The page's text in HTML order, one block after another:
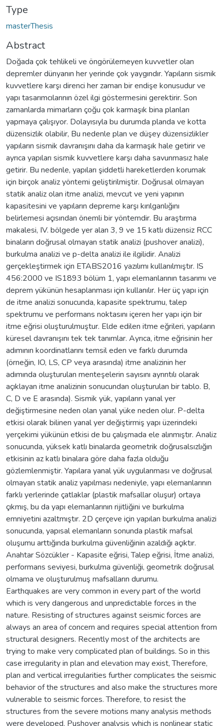
Type
masterThesis
Abstract
Doğada çok tehlikeli ve öngörülemeyen kuvvetler olan
depremler dünyanın her yerinde çok yaygındır. Yapıların sismik
kuvvetlere karşı direnci her zaman bir endişe konusudur ve
yapı tasarımcılarının özel ilgi göstermesini gerektirir. Son
zamanlarda mimarların çoğu çok karmaşık bina planları
yapmaya çalışıyor. Dolayısıyla bu durumda planda ve kotta
düzensizlik olabilir, Bu nedenle plan ve düşey düzensizlikler
yapıların sismik davranışını daha da karmaşık hale getirir ve
ayrıca yapıları sismik kuvvetlere karşı daha savunmasız hale
getirir. Bu nedenle, yapıları şiddetli hareketlerden korumak
için birçok analiz yöntemi geliştirilmiştir. Doğrusal olmayan
statik analiz olan itme analizi, mevcut ve yeni yapının
kapasitesini ve yapıların depreme karşı kırılganlığını
belirlemesi açısından önemli bir yöntemdir. Bu araştırma
makalesi, IV. bölgede yer alan 3, 9 ve 15 katlı düzensiz RCC
binaların doğrusal olmayan statik analizi (pushover analizi),
burkulma analizi ve p-delta analizi ile ilgilidir. Analizi
gerçekleştirmek için ETABS2016 yazılımı kullanılmıştır. IS
456:2000 ve IS1893 bölüm 1, yapı elemanlarının tasarımı ve
deprem yükünün hesaplanması için kullanılır. Her üç yapı için
de itme analizi sonucunda, kapasite spektrumu, talep
spektrumu ve performans noktasını içeren her yapı için bir
itme eğrisi oluşturulmuştur. Elde edilen itme eğrileri, yapıların
küresel davranışını tek tek tanımlar. Ayrıca, itme eğrisinin her
adımının koordinatlarını temsil eden ve farklı durumda
(örneğin, IO, LS, CP veya arasında) itme analizinin her
adımında oluşturulan menteşelerin sayısını ayrıntılı olarak
açıklayan itme analizinin sonucundan oluşturulan bir tablo. B,
C, D ve E arasında). Sismik yük, yapıların yanal yer
değiştirmesine neden olan yanal yüke neden olur. P-delta
etkisi olarak bilinen yanal yer değiştirmiş yapı üzerindeki
yerçekimi yükünün etkisi de bu çalışmada ele alınmıştır. Analiz
sonucunda, yüksek katlı binalarda geometrik doğrusalsızlığın
etkisinin az katlı binalara göre daha fazla olduğu
gözlemlenmiştir. Yapılara yanal yük uygulanması ve doğrusal
olmayan statik analiz yapılması nedeniyle, yapı elemanlarının
farklı yerlerinde çatlaklar (plastik mafsallar oluşur) ortaya
çıkmış, bu da yapı elemanlarının rijitliğini ve burkulma
emniyetini azaltmıştır. 2D çerçeve için yapılan burkulma analizi
sonucunda, yapısal elemanların sonunda plastik mafsal
oluşumu arttığında burkulma güvenliğinin azaldığı açıktır.
Anahtar Sözcükler - Kapasite eğrisi, Talep eğrisi, İtme analizi,
performans seviyesi, burkulma güvenliği, geometrik doğrusal
olmama ve oluşturulmuş mafsalların durumu.
Earthquakes are very common in every part of the world
which is very dangerous and unpredictable forces in the
nature. Resisting of structures against seismic forces are
always an area of concern and requires special attention from
structural designers. Recently most of the architects are
trying to make very complicated plan of buildings. So in this
case irregularity in plan and elevation may exist, Therefore,
plan and vertical irregularities further complicates the seismic
behavior of the structures and also make the structures more
vulnerable to seismic forces. Therefore, to resist the
structures from the severe motions many analysis methods
were developed. Pushover analysis which is nonlinear static